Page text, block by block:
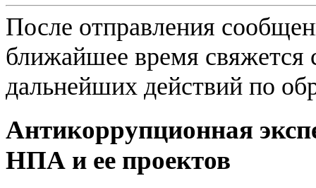
После отправления
ближайшее время свяжется
дальнейших действий по
Антикоррупционная
НПА и ее проектов